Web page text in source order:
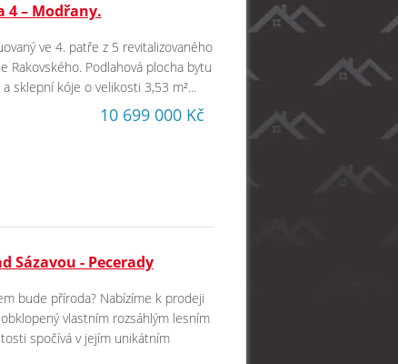
4 – Modřany.
ve 4. patře z 5 revitalizovaného
Rakovského. Podlahová plocha bytu
sklepní kóje o velikosti 3,53 m²...
10 699 000 Kč
Sázavou - Pecerady
bude příroda? Nabízíme k prodeji
vlastním rozsáhlým lesním
spočívá v jejím unikátním